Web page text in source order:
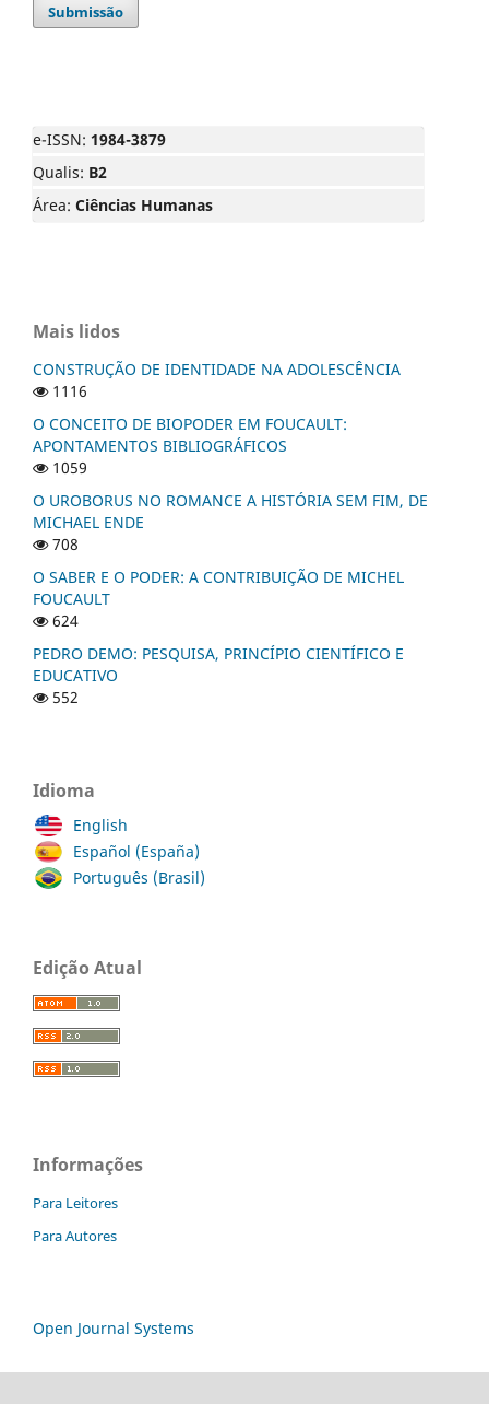
Submissão
e-ISSN: 1984-3879
Qualis: B2
Área: Ciências Humanas
Mais lidos
CONSTRUÇÃO DE IDENTIDADE NA ADOLESCÊNCIA
1116
O CONCEITO DE BIOPODER EM FOUCAULT:
APONTAMENTOS BIBLIOGRÁFICOS
1059
O UROBORUS NO ROMANCE A HISTÓRIA SEM FIM, DE
MICHAEL ENDE
708
O SABER E O PODER: A CONTRIBUIÇÃO DE MICHEL
FOUCAULT
624
PEDRO DEMO: PESQUISA, PRINCÍPIO CIENTÍFICO E
EDUCATIVO
552
Idioma
English
Español (España)
Português (Brasil)
Edição Atual
Informações
Para Leitores
Para Autores
Open Journal Systems